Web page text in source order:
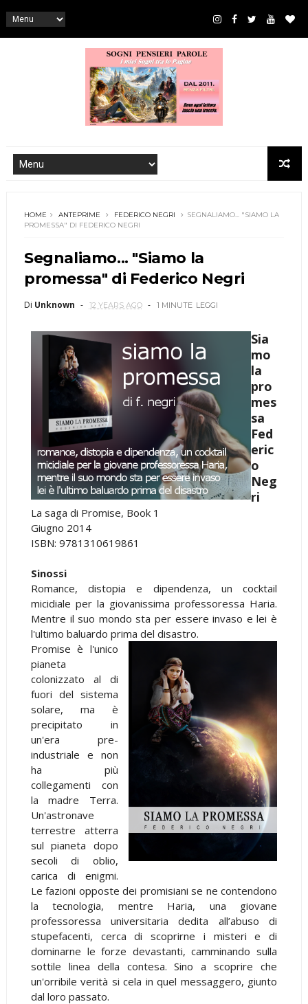
HOME ANTEPRIME FEDERICO NEGRI
SEGNALIAMO... "SIAMO LA
PROMESSA" DI FEDERICO NEGRI
Segnaliamo... "Siamo la
promessa" di Federico Negri
Di Unknown 12 YEARS AGO 1 MINUTE LEGGI
Sia
mo
la
pro
mes
sa
Fed
eric
o
Neg
ri
La saga di Promise, Book 1
Giugno 2014
ISBN: 9781310619861
Sinossi
Romance, distopia e dipendenza, un cocktail
micidiale per la giovanissima professoressa Haria.
Mentre il suo mondo sta per essere invaso e lei è
l'ultimo baluardo prima del disastro.
Promise è l'unico
pianeta
colonizzato al di
fuori del sistema
solare, ma è
precipitato in
un'era pre-
industriale e non
ha più
collegamenti con
la madre Terra.
Un'astronave
terrestre atterra
sul pianeta dopo
secoli di oblio,
carica di enigmi.
Le fazioni opposte dei promisiani se ne contendono
la tecnologia, mentre Haria, una giovane
professoressa universitaria dedita all’abuso di
stupefacenti, cerca di scoprirne i misteri e di
dominarne le forze devastanti, camminando sulla
sottile linea della contesa. Sino a scoprire che
un'orribile verità si cela in quel messaggero, giunto
dal loro passato.